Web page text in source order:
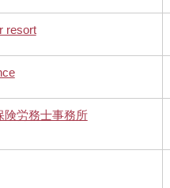
resort
険労務士事務所